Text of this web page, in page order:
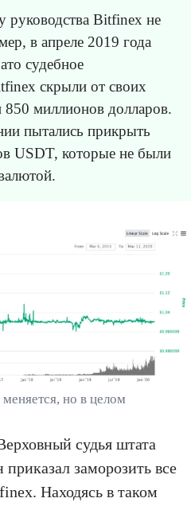
Bitfinex не
в апреле 2019 года
судебное
скрыли от своих
850 миллионов долларов.
пытались прикрыть
USDT, которые не были
но в целом
судья штата
заморозить все
Находясь в таком